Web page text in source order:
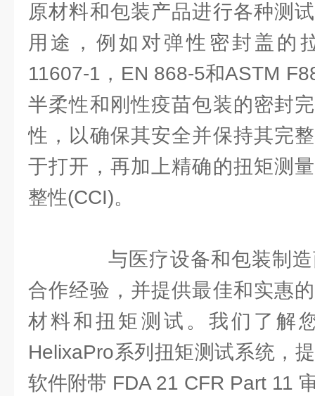
原材料和包装产品进行各种测
用途，例如对弹性密封盖的
11607-1，EN 868-5和ASTM
半柔性和刚性疫苗包装的密封
性，以确保其安全并保持其完
于打开，再加上精确的扭矩测
整性(CCI)。
与医疗设备和包装制造
合作经验，并提供最佳和实惠
材料和扭矩测试。我们了解
HelixaPro系列扭矩测试系统，
软件附带 FDA 21 CFR Part 11